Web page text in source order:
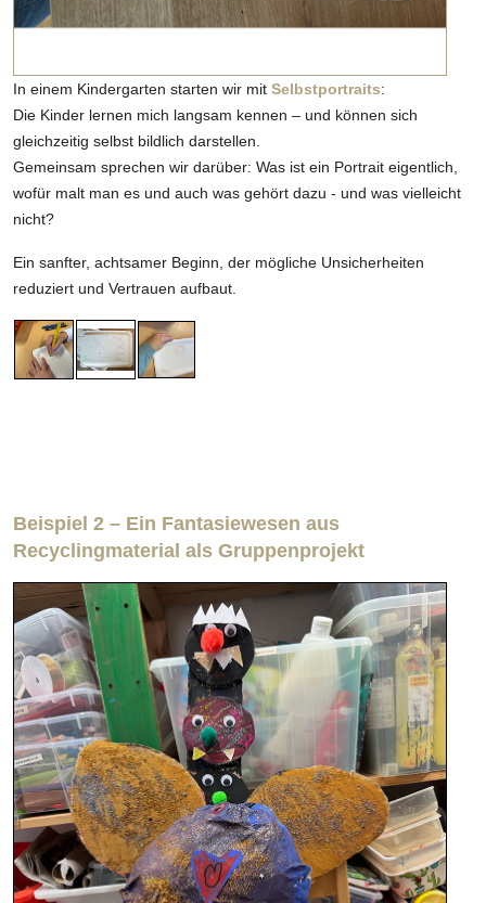
In einem Kindergarten starten wir mit Selbstportraits:
Die Kinder lernen mich langsam kennen – und können sich
gleichzeitig selbst bildlich darstellen.
Gemeinsam sprechen wir darüber: Was ist ein Portrait eigentlich,
wofür malt man es und auch was gehört dazu - und was vielleicht
nicht?
Ein sanfter, achtsamer Beginn, der mögliche Unsicherheiten
reduziert und Vertrauen aufbaut.
Beispiel 2 – Ein Fantasiewesen aus
Recyclingmaterial als Gruppenprojekt